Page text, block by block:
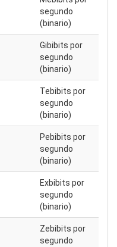
segundo
(binario)
Gibibits por
segundo
(binario)
Tebibits por
segundo
(binario)
Pebibits por
segundo
(binario)
Exbibits por
segundo
(binario)
Zebibits por
segundo